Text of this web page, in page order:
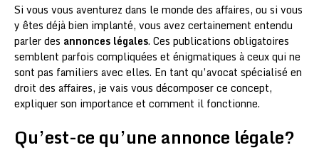
Si vous vous aventurez dans le monde des affaires, ou si vous
y êtes déjà bien implanté, vous avez certainement entendu
parler des annonces légales. Ces publications obligatoires
semblent parfois compliquées et énigmatiques à ceux qui ne
sont pas familiers avec elles. En tant qu’avocat spécialisé en
droit des affaires, je vais vous décomposer ce concept,
expliquer son importance et comment il fonctionne.
Qu’est-ce qu’une annonce légale?